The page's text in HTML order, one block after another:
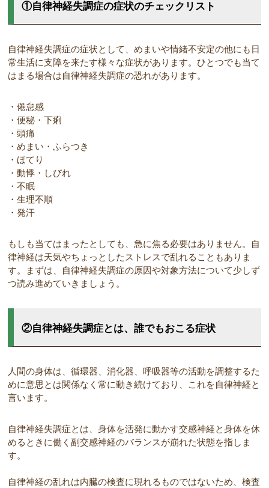
①自律神経失調症の症状のチェックリスト
自律神経失調症の症状として、めまいや情緒不安定の他にも日
常生活に支障を来たす様々な症状があります。ひとつでも当て
はまる場合は自律神経失調症の恐れがあります。
・倦怠感
・便秘・下痢
・頭痛
・めまい・ふらつき
・ほてり
・動悸・しびれ
・不眠
・生理不順
・発汗
もしも当てはまったとしても、急に焦る必要はありません。自
律神経は天気やちょっとしたストレスで乱れることもありま
す。まずは、自律神経失調症の原因や対象方法について少しず
つ読み進めていきましょう。
②自律神経失調症とは、誰でもおこる症状
人間の身体は、循環器、消化器、呼吸器等の活動を調整するた
めに意思とは関係なく常に動き続けており、これを自律神経と
言います。
自律神経失調症とは、身体を活発に動かす交感神経と身体を休
めるときに働く副交感神経のバランスが崩れた状態を指しま
す。
自律神経の乱れは内臓の検査に現れるものではないため、検査